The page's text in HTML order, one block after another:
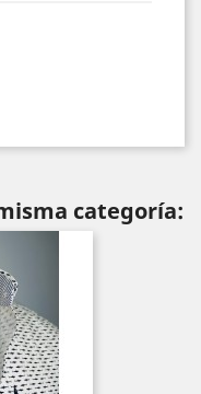
categoría: